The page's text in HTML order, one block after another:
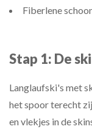
Fiberlene
Stap 1: De
Langlaufski's met
het spoor terecht
en vlekjes in de